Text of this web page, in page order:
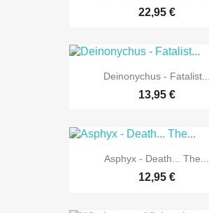
22,95 €
Deinonychus - Fatalist...
13,95 €
Asphyx - Death... The...
12,95 €